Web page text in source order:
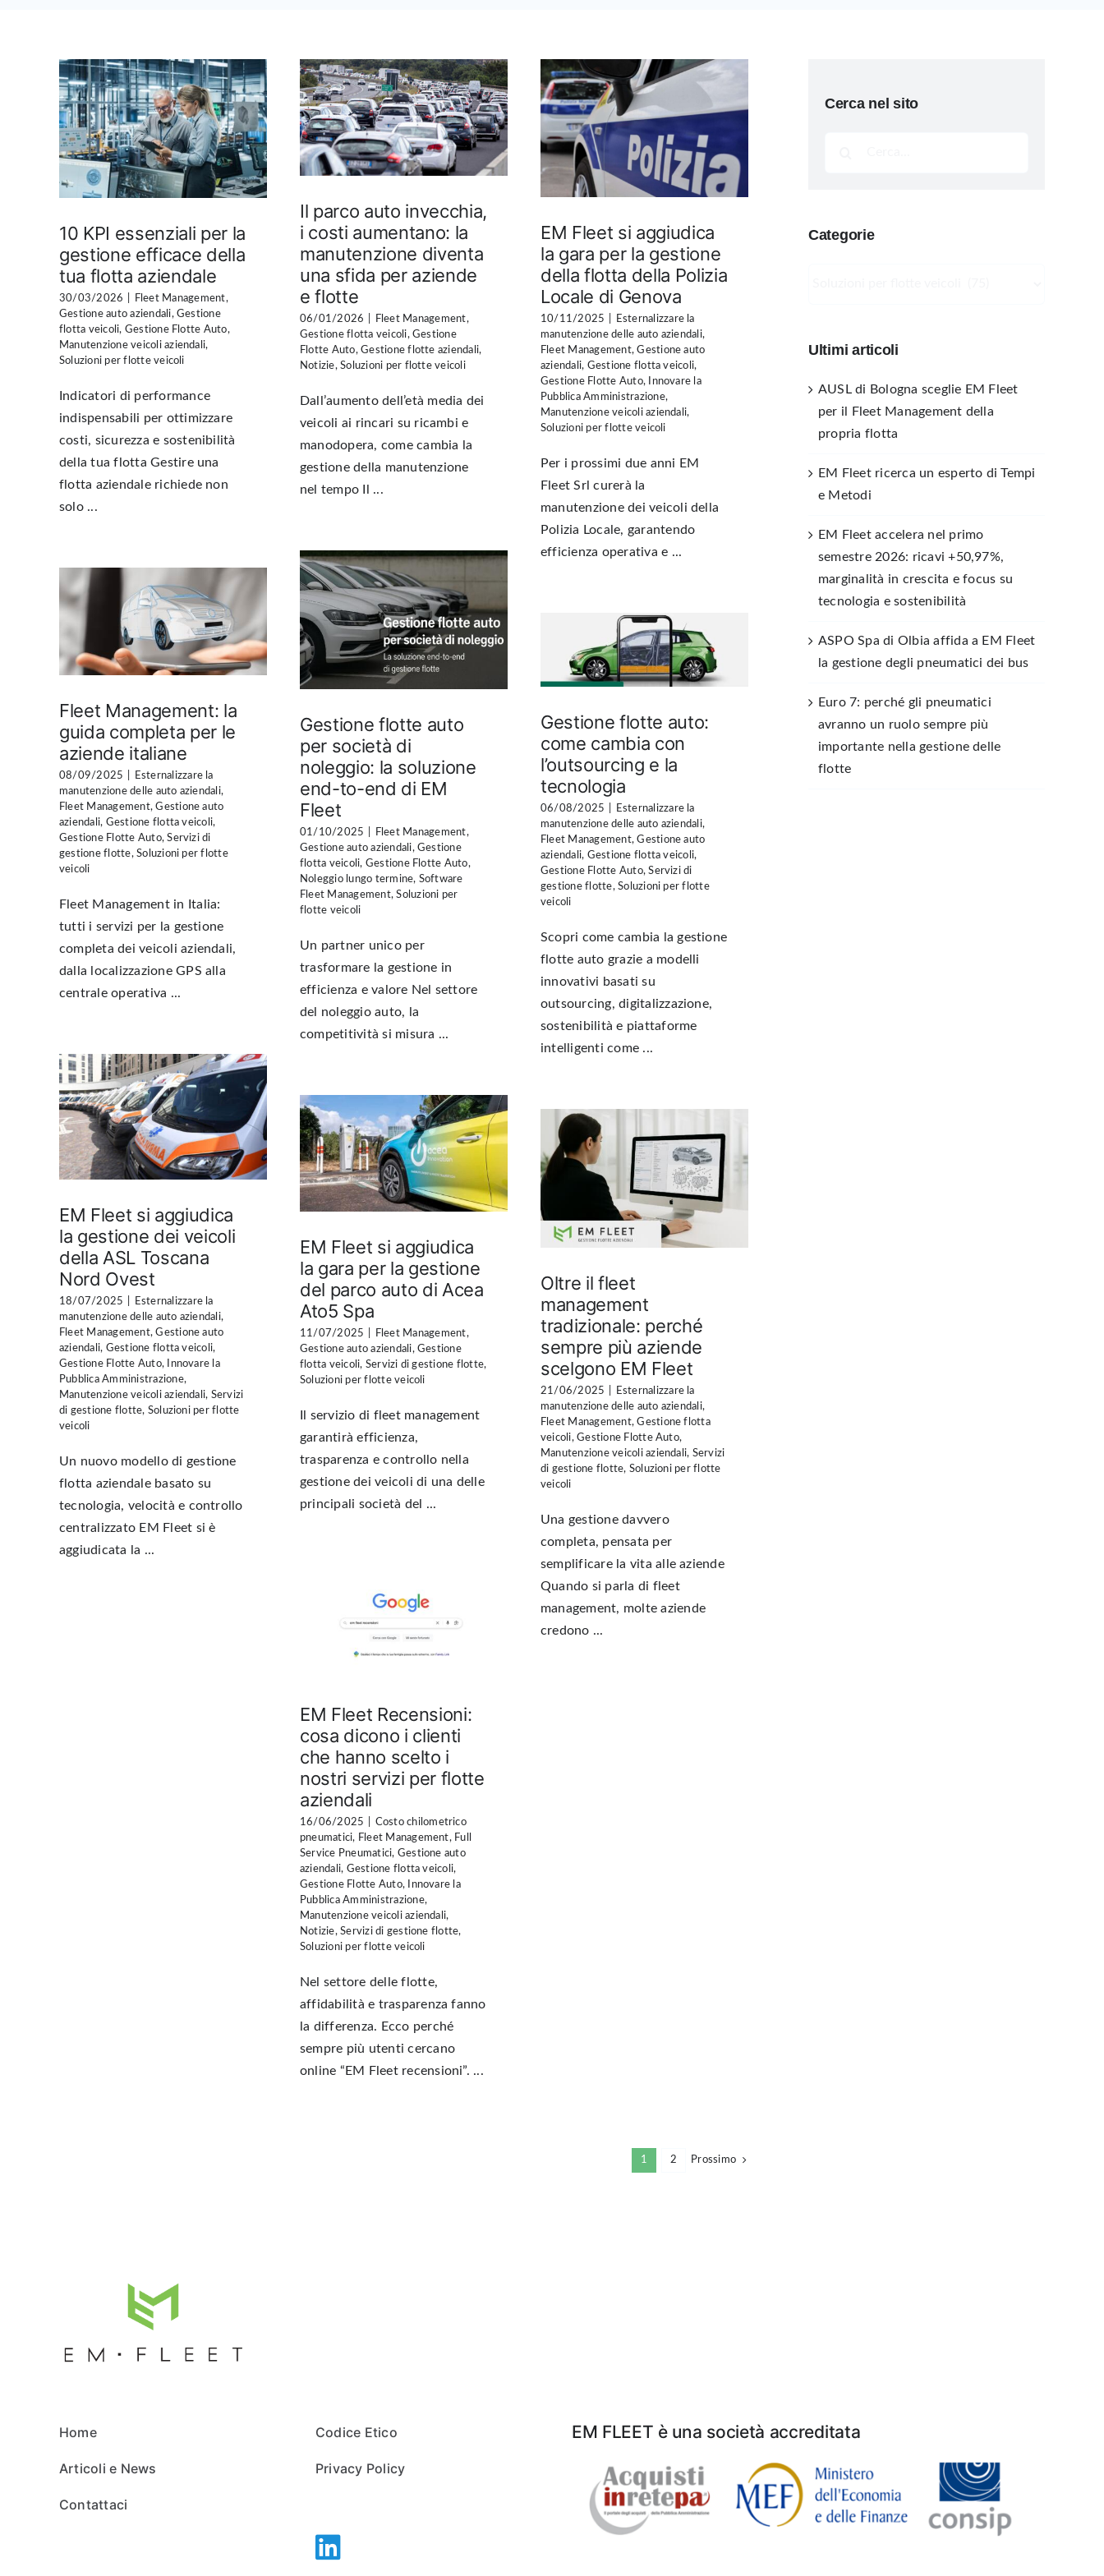
10 KPI essenziali per la
gestione efficace della
tua flotta aziendale
30/03/2026 Fleet Management,
Gestione auto aziendali,Gestione
flotta veicoli, Gestione Flotte Auto,
Manutenzione veicoli aziendali,
Soluzioni per flotte veicoli
Indicatori di performance
indispensabili per ottimizzare
costi, sicurezza e sostenibilità
della tua flotta Gestire una
flotta aziendale richiede non
solo ...
Il parco auto invecchia,
i costi aumentano: la
manutenzione diventa
una sfida per aziende
e flotte
06/01/2026 Fleet Management,
Gestione flotta veicoli,Gestione
Flotte Auto,Gestione flotte aziendali,
Notizie,Soluzioni per flotte veicoli
Dall’aumento dell’età media dei
veicoli ai rincari su ricambi e
manodopera, come cambia la
gestione della manutenzione
nel tempo Il ...
EM Fleet si aggiudica
la gara per la gestione
della flotta della Polizia
Locale di Genova
10/11/2025
Esternalizzare la
manutenzione delle auto aziendali,
Fleet Management,Gestione auto
aziendali, Gestione flotta veicoli,
Gestione Flotte Auto,
Innovare la
Pubblica Amministrazione,
Manutenzione veicoli aziendali,
Soluzioni per flotte veicoli
Per i prossimi due anni EM
Fleet Srl curerà la
manutenzione dei veicoli della
Polizia Locale, garantendo
efficienza operativa e ...
Gestione flotte auto
per società di
noleggio: la soluzione
end-to-end di EM
Fleet
01/10/2025 Fleet Management,
Gestione auto aziendali,Gestione
flotta veicoli, Gestione Flotte Auto,
Noleggio lungo termine, Software
Fleet Management,Soluzioni per
flotte veicoli
Un partner unico per
trasformare la gestione in
efficienza e valore Nel settore
del noleggio auto, la
competitività si misura ...
Fleet Management: la
guida completa per le
aziende italiane
08/09/2025
Esternalizzare la
manutenzione delle auto aziendali,
Fleet Management,Gestione auto
aziendali, Gestione flotta veicoli,
Gestione Flotte Auto,Servizi di
gestione flotte,Soluzioni per flotte
veicoli
Fleet Management in Italia:
tutti i servizi per la gestione
completa dei veicoli aziendali,
dalla localizzazione GPS alla
centrale operativa ...
Gestione flotte auto:
come cambia con
l’outsourcing e la
tecnologia
06/08/2025
Esternalizzare la
manutenzione delle auto aziendali,
Fleet Management,Gestione auto
aziendali, Gestione flotta veicoli,
Gestione Flotte Auto,Servizi di
gestione flotte,Soluzioni per flotte
veicoli
Scopri come cambia la gestione
flotte auto grazie a modelli
innovativi basati su
outsourcing, digitalizzazione,
sostenibilità e piattaforme
intelligenti come ...
EM Fleet si aggiudica
la gestione dei veicoli
della ASL Toscana
Nord Ovest
18/07/2025
Esternalizzare la
manutenzione delle auto aziendali,
Fleet Management,Gestione auto
aziendali, Gestione flotta veicoli,
Gestione Flotte Auto,
Innovare la
Pubblica Amministrazione,
Manutenzione veicoli aziendali, Servizi
di gestione flotte, Soluzioni per flotte
veicoli
Un nuovo modello di gestione
flotta aziendale basato su
tecnologia, velocità e controllo
centralizzato EM Fleet si è
aggiudicata la ...
EM Fleet si aggiudica
la gara per la gestione
del parco auto di Acea
Ato5 Spa
11/07/2025 Fleet Management,
Gestione auto aziendali,Gestione
flotta veicoli, Servizi di gestione flotte,
Soluzioni per flotte veicoli
Il servizio di fleet management
garantirà efficienza,
trasparenza e controllo nella
gestione dei veicoli di una delle
principali società del ...
Oltre il fleet
management
tradizionale: perché
sempre più aziende
scelgono EM Fleet
21/06/2025
Esternalizzare la
manutenzione delle auto aziendali,
Fleet Management,Gestione flotta
veicoli,Gestione Flotte Auto,
Manutenzione veicoli aziendali, Servizi
di gestione flotte, Soluzioni per flotte
veicoli
Una gestione davvero
completa, pensata per
semplificare la vita alle aziende
Quando si parla di fleet
management, molte aziende
credono ...
EM Fleet Recensioni:
cosa dicono i clienti
che hanno scelto i
nostri servizi per flotte
aziendali
16/06/2025
Costo chilometrico
pneumatici, Fleet Management, Full
Service Pneumatici, Gestione auto
aziendali, Gestione flotta veicoli,
Gestione Flotte Auto,
Innovare la
Pubblica Amministrazione,
Manutenzione veicoli aziendali,
Notizie,Servizi di gestione flotte,
Soluzioni per flotte veicoli
Nel settore delle flotte,
affidabilità e trasparenza fanno
la differenza. Ecco perché
sempre più utenti cercano
online “EM Fleet recensioni”. ...
1 2 Prossimo
Cerca nel sito
Categorie
Ultimi articoli
AUSL di Bologna sceglie EM Fleet
per il Fleet Management della
propria flotta
EM Fleet ricerca un esperto di Tempi
e Metodi
EM Fleet accelera nel primo
semestre 2026: ricavi +50,97%,
marginalità in crescita e focus su
tecnologia e sostenibilità
ASPO Spa di Olbia affida a EM Fleet
la gestione degli pneumatici dei bus
Euro 7: perché gli pneumatici
avranno un ruolo sempre più
importante nella gestione delle
flotte
Home
Articoli e News
Contattaci
Codice Etico
Privacy Policy
EM FLEET è una società accreditata